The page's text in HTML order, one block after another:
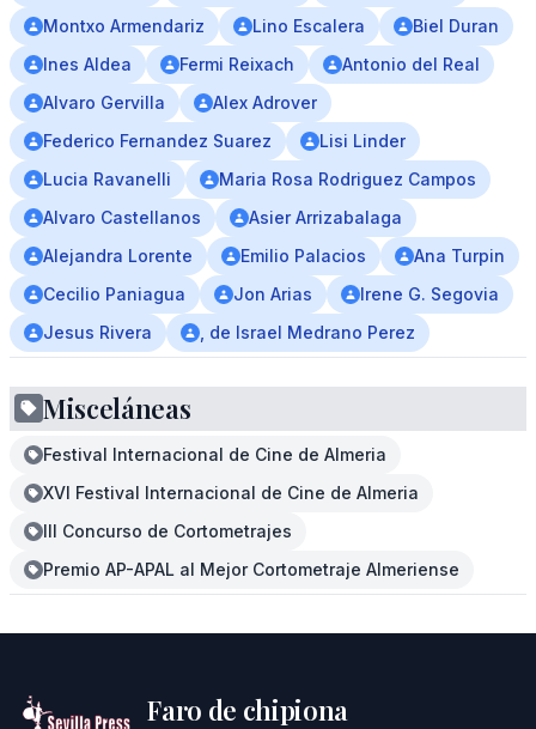
Montxo Armendariz
Lino Escalera
Biel Duran
Ines Aldea
Fermi Reixach
Antonio del Real
Alvaro Gervilla
Alex Adrover
Federico Fernandez Suarez
Lisi Linder
Lucia Ravanelli
Maria Rosa Rodriguez Campos
Alvaro Castellanos
Asier Arrizabalaga
Alejandra Lorente
Emilio Palacios
Ana Turpin
Cecilio Paniagua
Jon Arias
Irene G. Segovia
Jesus Rivera
, de Israel Medrano Perez
Misceláneas
Festival Internacional de Cine de Almeria
XVI Festival Internacional de Cine de Almeria
III Concurso de Cortometrajes
Premio AP-APAL al Mejor Cortometraje Almeriense
Faro de chipiona